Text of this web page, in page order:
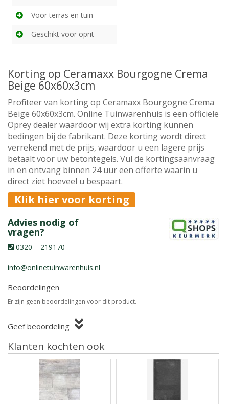
Voor terras en tuin
Geschikt voor oprit
Korting op Ceramaxx Bourgogne Crema
Beige 60x60x3cm
Profiteer van korting op Ceramaxx Bourgogne Crema
Beige 60x60x3cm. Online Tuinwarenhuis is een officiele
Oprey dealer waardoor wij extra korting kunnen
bedingen bij de fabrikant. Deze korting wordt direct
verrekend met de prijs, waardoor u een lagere prijs
betaalt voor uw betontegels. Vul de kortingsaanvraag
in en ontvang binnen 24 uur een offerte waarin u
direct ziet hoeveel u bespaart.
Klik hier voor korting
Advies nodig of
vragen?
0320 – 219170
info@onlinetuinwarenhuis.nl
Beoordelingen
Er zijn geen beoordelingen voor dit product.
Geef beoordeling
Klanten kochten ook